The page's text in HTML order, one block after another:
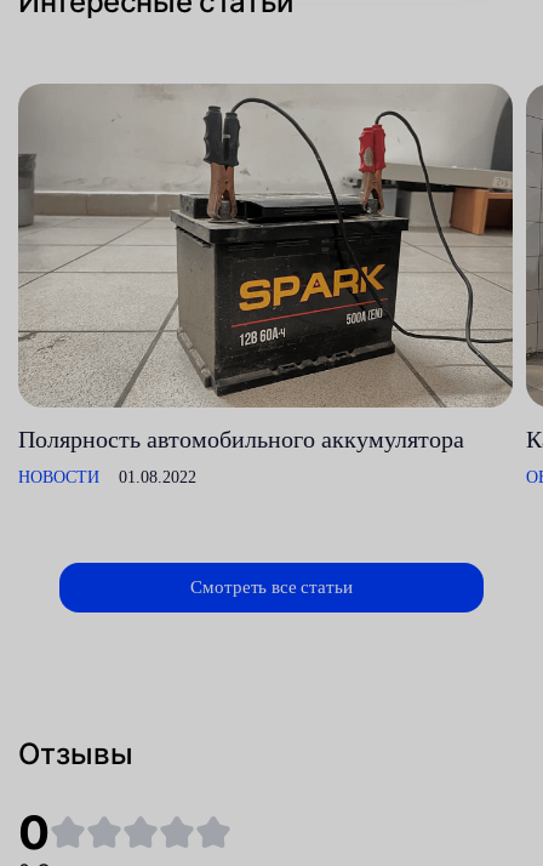
Полярность автомобильного аккумулятора
НОВОСТИ 01.08.2022
Смотреть все статьи
Отзывы
0